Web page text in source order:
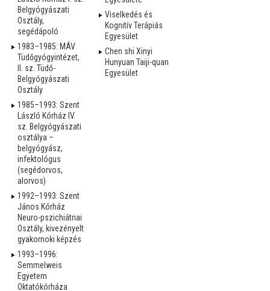
Belgyógyászati
Osztály,
segédápoló
1983–1985: MÁV
Tüdőgyógyintézet,
II. sz. Tüdő-
Belgyógyászati
Osztály
1985–1993: Szent
László Kórház IV.
sz. Belgyógyászati
osztálya –
belgyógyász,
infektológus
(segédorvos,
alorvos)
1992–1993: Szent
János Kórház
Neuro-pszichiátriai
Osztály, kivezényelt
gyakornoki képzés
1993–1996:
Semmelweis
Egyetem
Oktatókórháza
Viselkedés és
Kognitív Terápiás
Egyesület
Chen shi Xinyi
Hunyuan Taiji-quan
Egyesület